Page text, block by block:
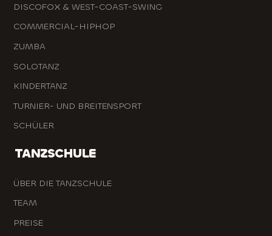
DISCOFOX & WEST-COAST-SWING
COMMERCIAL-HIPHOP
ZUMBA
SOLOTANZ
KINDERTANZ
TURNIER- UND BREITENSPORT
SCHÜLER
TANZSCHULE
ÜBER DIE TANZSCHULE
TEAM
PREISE